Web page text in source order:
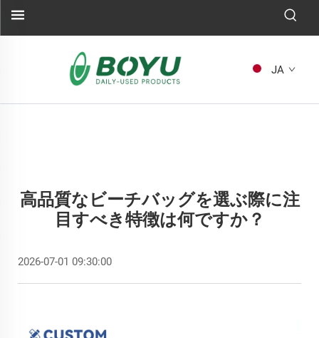
JA
高品質なビーチバッグを選ぶ際に注
目すべき特徴は何ですか？
2026-07-01 09:30:00